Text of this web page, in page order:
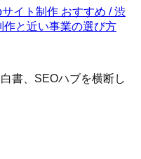
イト制作 おすすめ / 渋
作と近い事業の選び方
書、SEOハブを横断し